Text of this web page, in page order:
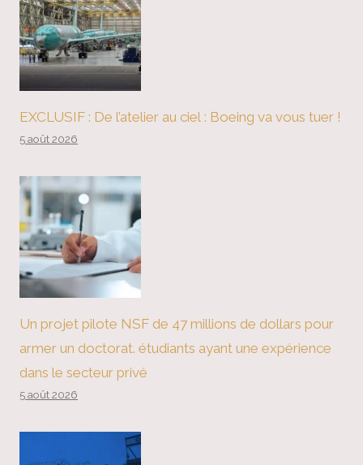
EXCLUSIF : De l’atelier au ciel : Boeing va vous tuer !
5 août 2026
Un projet pilote NSF de 47 millions de dollars pour
armer un doctorat. étudiants ayant une expérience
dans le secteur privé
5 août 2026